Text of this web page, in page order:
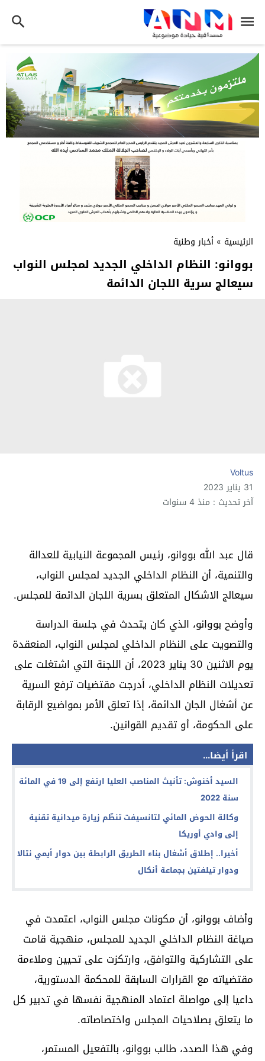
الرئيسية » أخبار وطنية
بووانو: النظام الداخلي الجديد لمجلس النواب
سيعالج سرية اللجان الدائمة
Voltus
31 يناير 2023
آخر تحديث : منذ 4 سنوات
قال عبد الله بووانو، رئيس المجموعة النيابية للعدالة
والتنمية، أن النظام الداخلي الجديد لمجلس النواب،
سيعالج الاشكال المتعلق بسرية اللجان الدائمة للمجلس.
وأوضح بووانو، الذي كان يتحدث في جلسة الدراسة
والتصويت على النظام الداخلي لمجلس النواب، المنعقدة
يوم الاثنين 30 يناير 2023، أن اللجنة التي اشتغلت على
تعديلات النظام الداخلي، أدرجت مقتضيات ترفع السرية
عن أشغال الجان الدائمة، إذا تعلق الأمر بمواضيع الرقابة
على الحكومة، أو تقديم القوانين.
اقرأ أيضا...
السيد أخنوش: تأنيث المناصب العليا ارتفع إلى 19 في المائة
سنة 2022
وكالة الحوض المائي لتانسيفت تنظّم زيارة ميدانية تقنية
إلى وادي أوريكا
أخيرا.. إطلاق أشغال بناء الطريق الرابطة بين دوار أيمي نتالا
ودوار تيلفتين بجماعة أنكال
وأضاف بووانو، أن مكونات مجلس النواب، اعتمدت في
صياغة النظام الداخلي الجديد للمجلس، منهجية قامت
على التشاركية والتوافق، وارتكزت على تحيين وملاءمة
مقتضياته مع القرارات السابقة للمحكمة الدستورية،
داعيا إلى مواصلة اعتماد المنهجية نفسها في تدبير كل
ما يتعلق بصلاحيات المجلس واختصاصاته.
وفي هذا الصدد، طالب بووانو، بالتفعيل المستمر،